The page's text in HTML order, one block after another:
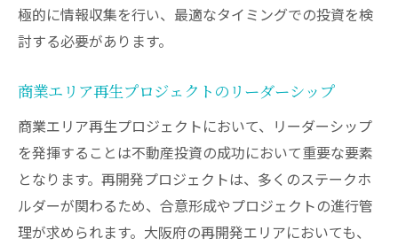
極的に情報収集を行い、最適なタイミングでの投資を検
討する必要があります。
商業エリア再生プロジェクトのリーダーシップ
商業エリア再生プロジェクトにおいて、リーダーシップ
を発揮することは不動産投資の成功において重要な要素
となります。再開発プロジェクトは、多くのステークホ
ルダーが関わるため、合意形成やプロジェクトの進行管
理が求められます。大阪府の再開発エリアにおいても、